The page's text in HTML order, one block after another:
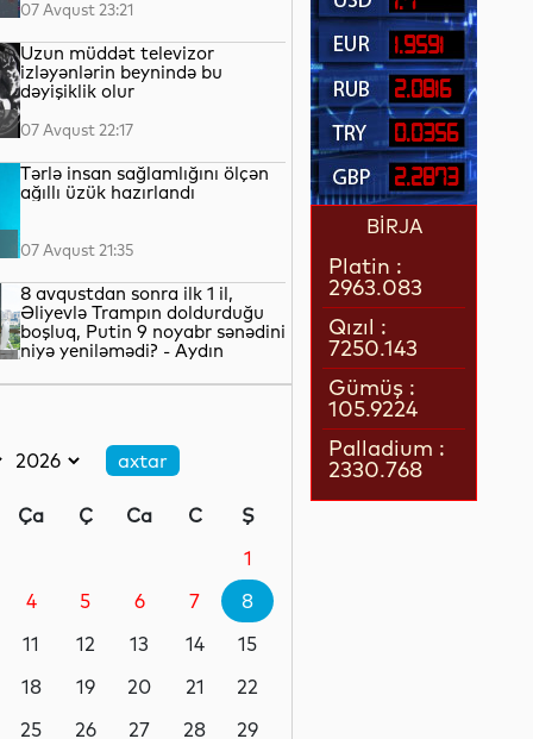
07 Avqust 23:21
Uzun müddət televizor
izləyənlərin beynində bu
dəyişiklik olur
07 Avqust 22:17
Tərlə insan sağlamlığını ölçən
ağıllı üzük hazırlandı
07 Avqust 21:35
8 avqustdan sonra ilk 1 il,
Əliyevlə Trampın doldurduğu
boşluq, Putin 9 noyabr sənədini
niyə yeniləmədi? - Aydın
07 Avqust 20:57
1 il öncə İlham Əliyevin Ağ
Paşinyan niyə üzr istəmişdi?
07 Avqust 20:41
Ça Ç Ca C
Ş
1
4 5 6 7
8
11 12 13 14
15
18 19 20 21
22
25 26 27 28
29
1.9591
2.0816
0.0356
2.2873
BİRJA
Platin :
2963.083
Qızıl :
7250.143
Gümüş :
105.9224
Palladium :
2330.768